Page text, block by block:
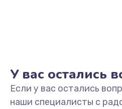
Замена USB-разъема
377
У вас остались
Если у вас остались
наши специалисты с